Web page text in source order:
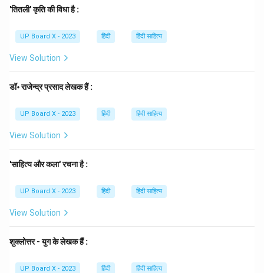
वे एक प्रमुख नाटककार थे जिन्होंने कई समस्यामूलक नाटक लिखे, जो
नाटकों से अलग थे।
चरण 3: अंतिम उत्तर:
'तितली' कृति की विधा है :
UP Board X - 2023 हिंदी हिंदी साहित्य
View Solution
डॉ॰ राजेन्द्र प्रसाद लेखक हैं :
UP Board X - 2023 हिंदी हिंदी साहित्य
View Solution
'साहित्य और कला' रचना है :
UP Board X - 2023 हिंदी हिंदी साहित्य
View Solution
शुक्लोत्तर - युग के लेखक हैं :
UP Board X - 2023 हिंदी हिंदी साहित्य